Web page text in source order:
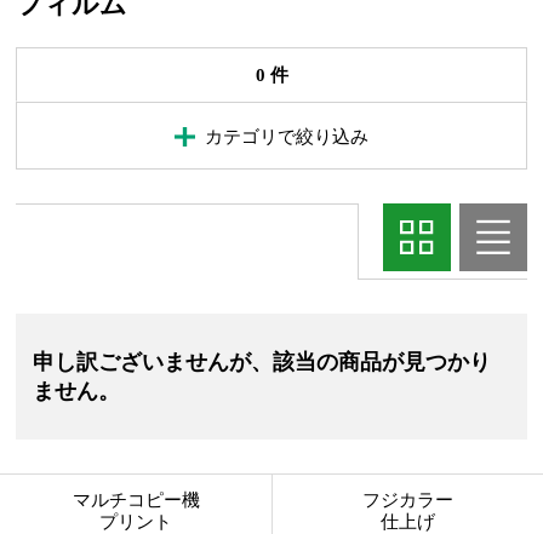
0 件
カテゴリで絞り込み
申し訳ございませんが、該当の商品が見つかり
ません。
マルチコピー機
プリント
フジカラー
仕上げ